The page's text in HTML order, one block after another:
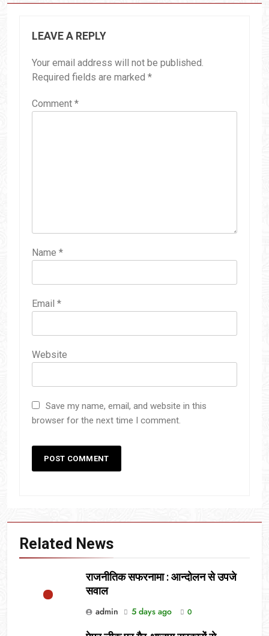
LEAVE A REPLY
Your email address will not be published.
Required fields are marked *
Comment *
Name *
Email *
Website
Save my name, email, and website in this
browser for the next time I comment.
Related News
राजनीतिक सफरनामा : आन्दोलन से उपजे
सवाल
admin
5 days ago 0